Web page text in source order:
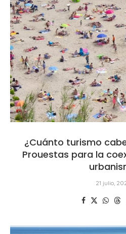
¿Cuánto turismo
Prouestas para la
21 julio,